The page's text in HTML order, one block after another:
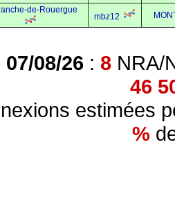
de-Rouergue
mbz12
07/08/26 : 8 NRA/
46
estimées
%